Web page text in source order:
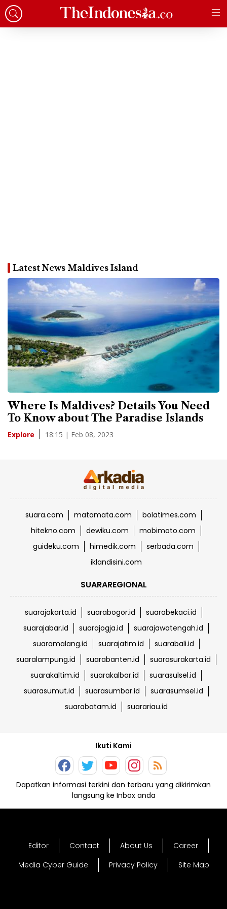
Latest News Maldives Island
Where Is Maldives? Details You Need
To Know about The Paradise Islands
Explore 18:15 | Feb 08, 2023
suara.com matamata.com
bolatimes.com
hitekno.com
dewiku.com
mobimoto.com
guideku.com
himedik.com
serbada.com
iklandisini.com
SUARAREGIONAL
suarajakarta.id suarabogor.id
suarabekaci.id
suarajabar.id
suarajogja.id
suarajawatengah.id
suaramalang.id
suarajatim.id
suarabali.id
suaralampung.id
suarabanten.id
suarasurakarta.id
suarakaltim.id
suarakalbar.id
suarasulsel.id
suarasumut.id
suarasumbar.id
suarasumsel.id
suarabatam.id
suarariau.id
Ikuti Kami
Dapatkan informasi terkini dan terbaru yang dikirimkan
langsung ke Inbox anda
Editor Contact About Us
Career
Media Cyber Guide
Privacy Policy Site Map